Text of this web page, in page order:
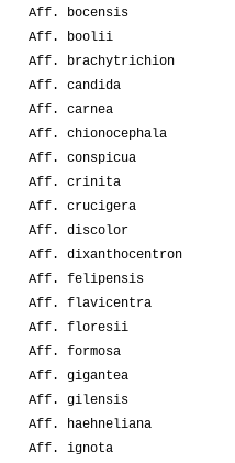
Aff. bocensis
Aff. boolii
Aff. brachytrichion
Aff. candida
Aff. carnea
Aff. chionocephala
Aff. conspicua
Aff. crinita
Aff. crucigera
Aff. discolor
Aff. dixanthocentron
Aff. felipensis
Aff. flavicentra
Aff. floresii
Aff. formosa
Aff. gigantea
Aff. gilensis
Aff. haehneliana
Aff. ignota